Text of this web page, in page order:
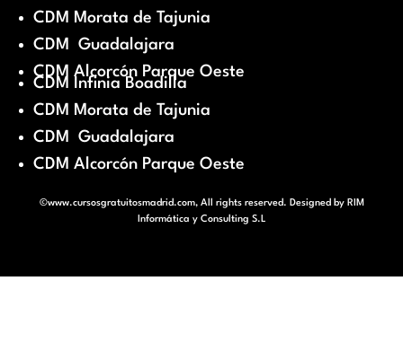
CDM Morata de Tajunia
CDM Guadalajara
CDM Alcorcón Parque Oeste
CDM Infinia Boadilla
CDM Morata de Tajunia
CDM Guadalajara
CDM Alcorcón Parque Oeste
©www.cursosgratuitosmadrid.com, All rights reserved. Designed by RIM
Informática y Consulting S.L